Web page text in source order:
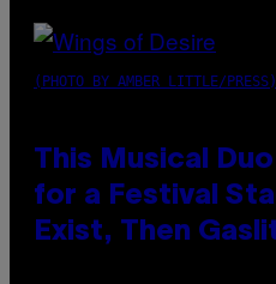
(PHOTO BY AMBER LITTLE/PRESS)
This Musical
for a Festival
Exist, Then